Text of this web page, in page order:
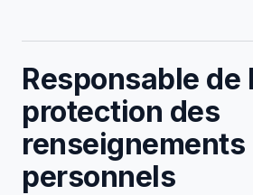
Responsable de
protection des
renseignements
personnels